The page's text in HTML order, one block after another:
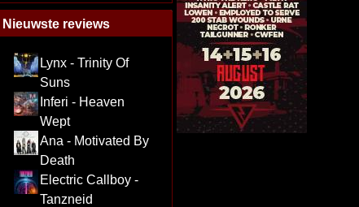
Nieuwste reviews
Lynx - Trinity Of
Suns
Inferi - Heaven
Wept
Ana - Motivated By
Death
Electric Callboy -
Tanzneid